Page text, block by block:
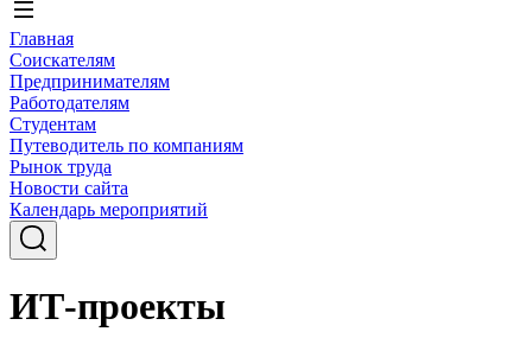
Главная
Соискателям
Предпринимателям
Работодателям
Студентам
Путеводитель по компаниям
Рынок труда
Новости сайта
Календарь мероприятий
ИТ-проекты